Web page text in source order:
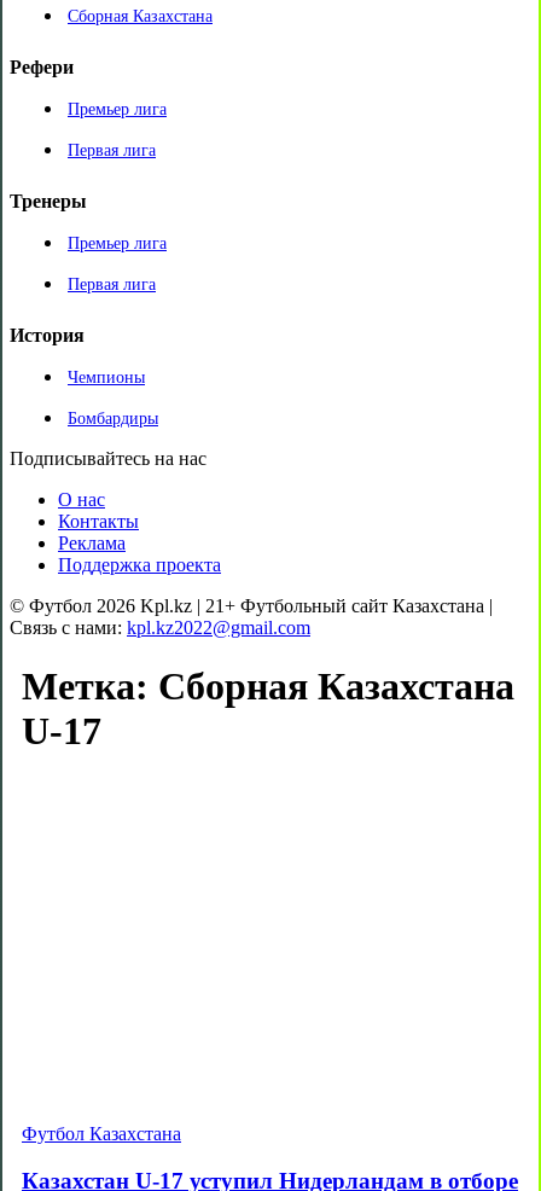
Сборная Казахстана
Рефери
Премьер лига
Первая лига
Тренеры
Премьер лига
Первая лига
История
Чемпионы
Бомбардиры
Подписывайтесь на нас
О нас
Контакты
Реклама
Поддержка проекта
© Футбол 2026 Kpl.kz | 21+ Футбольный сайт Казахстана |
Связь с нами: kpl.kz2022@gmail.com
Метка: Сборная Казахстана
U-17
Футбол Казахстана
Казахстан U-17 уступил Нидерландам в отборе